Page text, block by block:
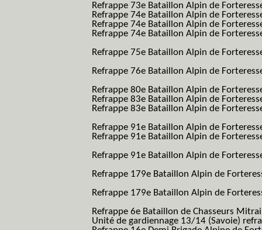
Refrappe 73e Bataillon Alpin de
Refrappe 74e Bataillon Alpin de
Refrappe 74e Bataillon Alpin de
Refrappe 74e Bataillon Alpin de
Refrappe 75e Bataillon Alpin de
Refrappe 76e Bataillon Alpin de
Refrappe 80e Bataillon Alpin de
Refrappe 83e Bataillon Alpin de
Refrappe 83e Bataillon Alpin de
Refrappe 91e Bataillon Alpin de
Refrappe 91e Bataillon Alpin de
Refrappe 91e Bataillon Alpin de
Refrappe 179e Bataillon Alpin de
Refrappe 179e Bataillon Alpin de
Refrappe 6e Bataillon de Chasseurs
Unité de gardiennage 13/14 (Savoie)